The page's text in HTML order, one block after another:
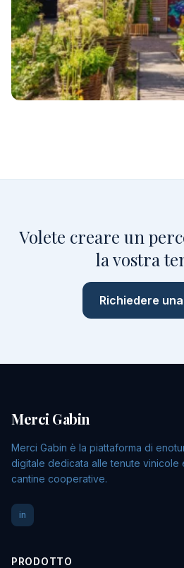
Volete creare un
la vostra
Richiedere
Merci Gabin
Merci Gabin è la piattaforma di
digitale dedicata alle tenute vinicole
cantine cooperative.
in
PRODOTTO